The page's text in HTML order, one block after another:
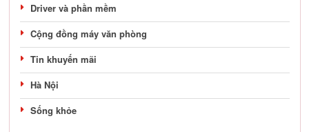
Driver và phần mềm
Cộng đồng máy văn phòng
Tin khuyến mãi
Hà Nội
Sống khỏe